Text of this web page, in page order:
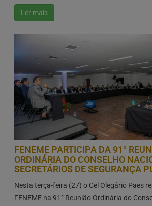
Ler mais
FENEME PARTICIPA DA 91°
ORDINÁRIA DO CONSELHO
SECRETÁRIOS DE SEGURANÇA
Nesta terça-feira (27) o Cel Olegário Paes
FENEME na 91° Reunião Ordinária do